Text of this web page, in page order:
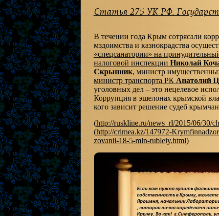
Статья 275 УК РФ.
В течении года Крым сотрясали
мздоимства и казнокрадства
«спецсанатории» на
налоговой инспекции Николай
Скрынник, министр
министр транспорта РК Анатолий
уголовных дел – это нецелевое
Коррупция в эшелонах крымской
кого зависит решение судеб
(http://ruskline.ru/news_rl/2015/06/30/
(http://crimea.kz/147972-
zovanii-18-5-mln-rubleiy.html)